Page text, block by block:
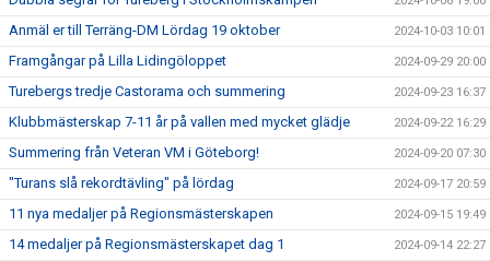
Anmäl er till Terräng-DM Lördag 19 oktober 2024-10-03 10:01
Framgångar på Lilla Lidingöloppet 2024-09-29 20:00
Turebergs tredje Castorama och summering 2024-09-23 16:37
Klubbmästerskap 7-11 år på vallen med mycket glädje 2024-09-22 16:29
Summering från Veteran VM i Göteborg! 2024-09-20 07:30
"Turans slå rekordtävling" på lördag 2024-09-17 20:59
11 nya medaljer på Regionsmästerskapen 2024-09-15 19:49
14 medaljer på Regionsmästerskapet dag 1 2024-09-14 22:27